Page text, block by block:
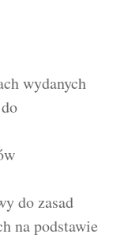
wydanych
do zasad
na podstawie